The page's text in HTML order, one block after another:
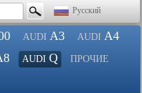
Русский
AUDI A3 AUDI A4
AUDI Q ПРОЧИЕ